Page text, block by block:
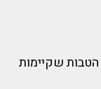
שקיימות